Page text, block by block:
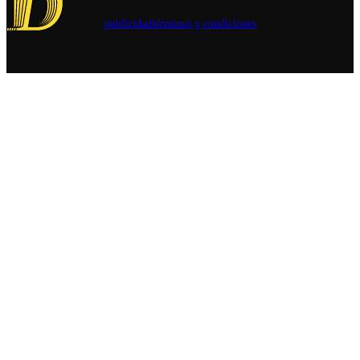
medidas
publicidadtérminos y condiciones